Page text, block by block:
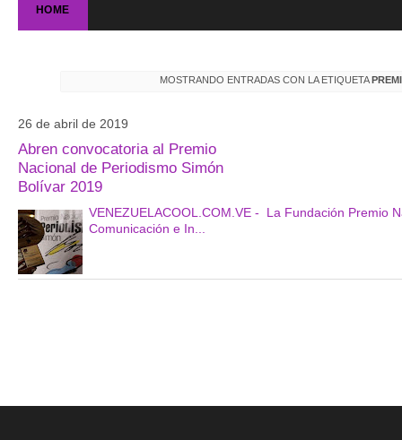
HOME
MOSTRANDO ENTRADAS CON LA ETIQUETA
26 de abril de 2019
Abren convocatoria al Premio
Nacional de Periodismo Simón
Bolívar 2019
VENEZUELACOOL.COM.VE - La Fundación Premio
Comunicación e In...